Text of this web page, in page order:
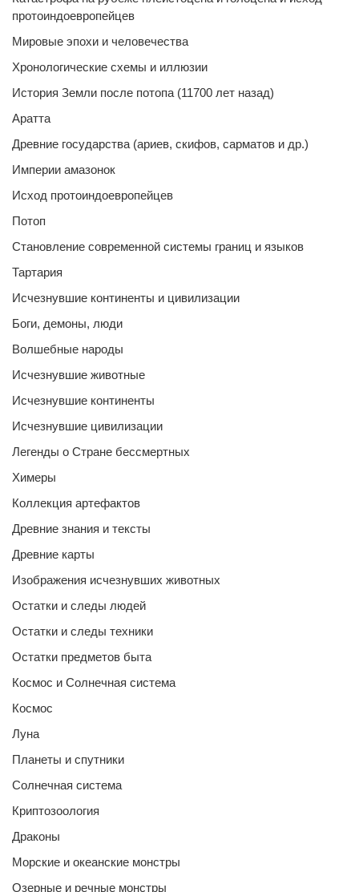
протоиндоевропейцев
Мировые эпохи и человечества
Хронологические схемы и иллюзии
История Земли после потопа (11700 лет назад)
Аратта
Древние государства (ариев, скифов, сарматов и др.)
Империи амазонок
Исход протоиндоевропейцев
Потоп
Становление современной системы границ и языков
Тартария
Исчезнувшие континенты и цивилизации
Боги, демоны, люди
Волшебные народы
Исчезнувшие животные
Исчезнувшие континенты
Исчезнувшие цивилизации
Легенды о Стране бессмертных
Химеры
Коллекция артефактов
Древние знания и тексты
Древние карты
Изображения исчезнувших животных
Остатки и следы людей
Остатки и следы техники
Остатки предметов быта
Космос и Солнечная система
Космос
Луна
Планеты и спутники
Солнечная система
Криптозоология
Драконы
Морские и океанские монстры
Озерные и речные монстры